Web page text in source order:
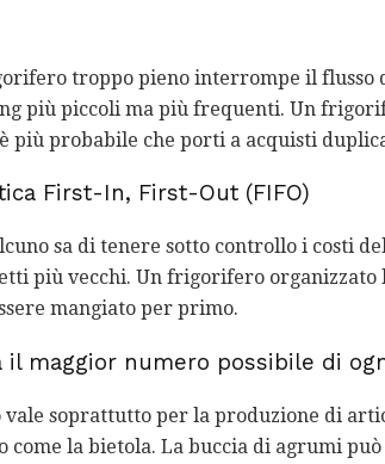
troppo pieno interrompe il flusso
più piccoli ma più frequenti. Un
più probabile che porti a acquisti
First-In, First-Out (FIFO)
sa di tenere sotto controllo i costi
più vecchi. Un frigorifero
mangiato per primo.
il maggior numero possibile di
vale soprattutto per la produzione di
come la bietola. La buccia di agrumi